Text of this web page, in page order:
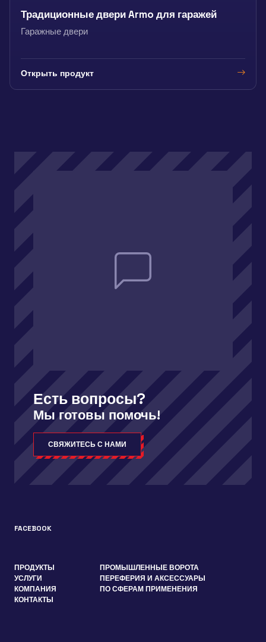
Традиционные двери Armo для гаражей
Гаражные двери
Открыть продукт
Есть вопросы?
Мы готовы помочь!
СВЯЖИТЕСЬ С НАМИ
FACEBOOK
ПРОДУКТЫ
УСЛУГИ
КОМПАНИЯ
КОНТАКТЫ
ПРОМЫШЛЕННЫЕ ВОРОТА
ПЕРЕФЕРИЯ И АКСЕССУАРЫ
ПО СФЕРАМ ПРИМЕНЕНИЯ